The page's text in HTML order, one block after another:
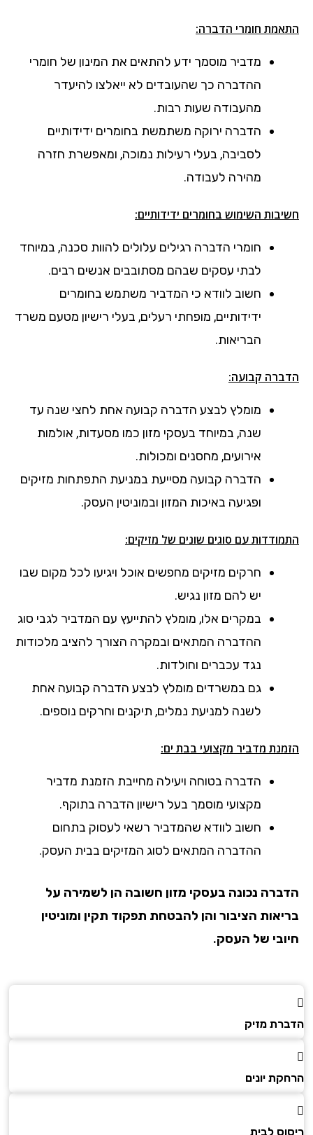
התאמת חומרי הדברה:
מדביר מוסמך ידע להתאים את המינון של חומרי
ההדברה כך שהעובדים לא ייאלצו להיעדר
מהעבודה שעות רבות.
הדברה ירוקה משתמשת בחומרים ידידותיים
לסביבה, בעלי רעילות נמוכה, ומאפשרת חזרה
מהירה לעבודה.
חשיבות השימוש בחומרים ידידותיים:
חומרי הדברה רגילים עלולים להוות סכנה, במיוחד
לבתי עסקים שבהם מסתובבים אנשים רבים.
חשוב לוודא כי המדביר משתמש בחומרים
ידידותיים, מופחתי רעלים, בעלי רישיון מטעם משרד
הבריאות.
הדברה קבועה:
מומלץ לבצע הדברה קבועה אחת לחצי שנה עד
שנה, במיוחד בעסקי מזון כמו מסעדות, אולמות
אירועים, מחסנים ומכולות.
הדברה קבועה מסייעת במניעת התפתחות מזיקים
ופגיעה באיכות המזון ובמוניטין העסק.
התמודדות עם סוגים שונים של מזיקים:
חרקים מזיקים מחפשים אוכל ויגיעו לכל מקום שבו
יש להם מזון נגיש.
במקרים אלו, מומלץ להתייעץ עם המדביר לגבי סוג
ההדברה המתאים ובמקרה הצורך להציב מלכודות
נגד עכברים וחולדות.
גם במשרדים מומלץ לבצע הדברה קבועה אחת
לשנה למניעת נמלים, תיקנים וחרקים נוספים.
הזמנת מדביר מקצועי בבת ים:
הדברה בטוחה ויעילה מחייבת הזמנת מדביר
מקצועי מוסמך בעל רישיון הדברה בתוקף.
חשוב לוודא שהמדביר רשאי לעסוק בתחום
ההדברה המתאים לסוג המזיקים בבית העסק.
הדברה נכונה בעסקי מזון חשובה הן לשמירה על
בריאות הציבור והן להבטחת תפקוד תקין ומוניטין
חיובי של העסק.
הדברת מזיק
הרחקת יונים
ריסוס לבית